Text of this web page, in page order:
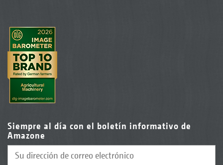
Siempre al día con el boletín informativo de
Amazone